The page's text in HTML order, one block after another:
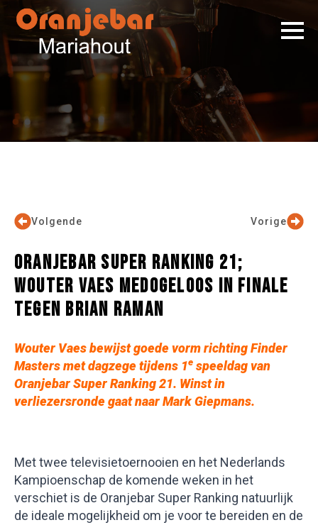
Vorige
Volgende
ORANJEBAR SUPER RANKING 21;
WOUTER VAES MEDOGELOOS IN FINALE
TEGEN BRIAN RAMAN
Wouter Vaes bewijst goede vorm richting Finder
Masters met dagzege tijdens 1e speeldag van
Oranjebar Super Ranking 21. Winst in
verliezersronde gaat naar Mark Giepmans.
Met twee televisietoernooien en het Nederlands
Kampioenschap de komende weken in het
verschiet is de Oranjebar Super Ranking natuurlijk
de ideale mogelijkheid om je voor te bereiden en de